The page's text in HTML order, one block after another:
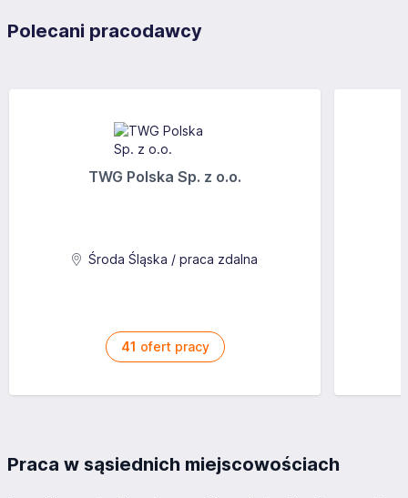
Polecani pracodawcy
TWG Polska Sp. z o.o.
Środa Śląska / praca zdalna
41 ofert pracy
Praca w sąsiednich miejscowościach